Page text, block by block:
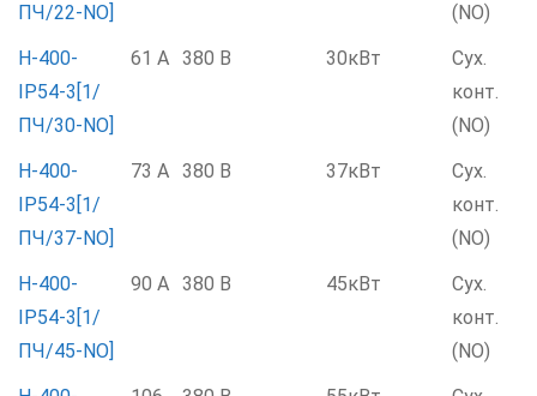
ПЧ/22-NO]
(NO)
Н-400-
IP54-3[1/
ПЧ/30-NO]
61 А 380 В 30кВт
Сух.
конт.
(NO)
Н-400-
IP54-3[1/
ПЧ/37-NO]
73 А 380 В 37кВт
Сух.
конт.
(NO)
Н-400-
IP54-3[1/
ПЧ/45-NO]
90 А 380 В 45кВт
Сух.
конт.
(NO)